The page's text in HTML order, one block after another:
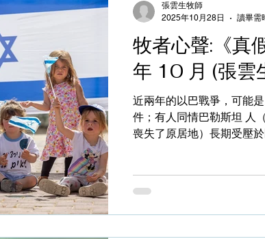
檢視自己的心靈,甚麼是自
法除掉這「鬼之芽」呢?故
世、轉世而消失,到了某一
的毀壞性。小鬼是個守靈
它守護與主角 — 小妹,並定
初為着支持港產製作驅使
自己作出信仰反思。雖然
守護和幫助,然
牧者心聲:《真
年 10 月 (張雲
近兩年的以巴戰爭，可能
件；有人同情巴勒斯坦 人
喪失了原居地）長期受壓
作出強烈攻擊…；無論如
人質已獲釋，然 而，接連
張雲生牧師
2025年10月28日
讀畢需